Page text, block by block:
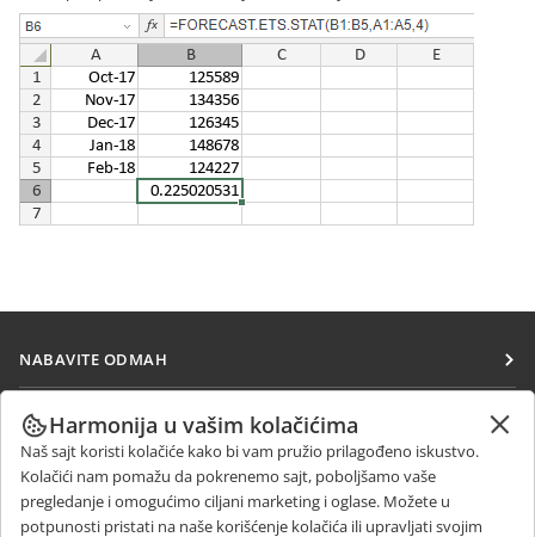
NABAVITE ODMAH
Docs
DocSpace
Workspace
Konektori
SARAĐUJTE
Za doprinosioce
Za prevodioce
PRIMAJTE VESTI
Blog
DOBIJTE POMOĆ
Harmonija u vašim kolačićima
Naš sajt koristi kolačiće kako bi vam pružio prilagođeno iskustvo.
Kolačići nam pomažu da pokrenemo sajt, poboljšamo vaše
pregledanje i omogućimo ciljani marketing i oglase. Možete u
potpunosti pristati na naše korišćenje kolačića ili upravljati svojim